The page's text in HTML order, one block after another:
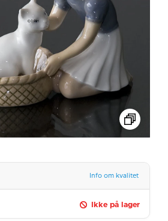
Info om kvalitet
Ikke på lager